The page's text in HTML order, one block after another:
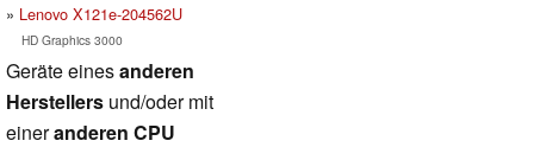
Lenovo X121e-204562U
HD Graphics 3000
Geräte einesanderen
Herstellers und/oder mit
eineranderen CPU